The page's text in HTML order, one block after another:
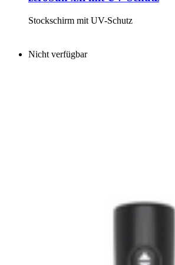
Stockschirm mit UV-Schutz
Nicht verfügbar